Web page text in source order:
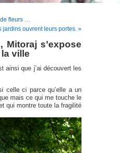
de fleurs …
jardins ouvrent leurs portes. »
Mitoraj s’expose
ville
ainsi que j’ai découvert les
celle ci parce qu’elle a un
mais ce qui me touche le
qui montre toute la fragilité